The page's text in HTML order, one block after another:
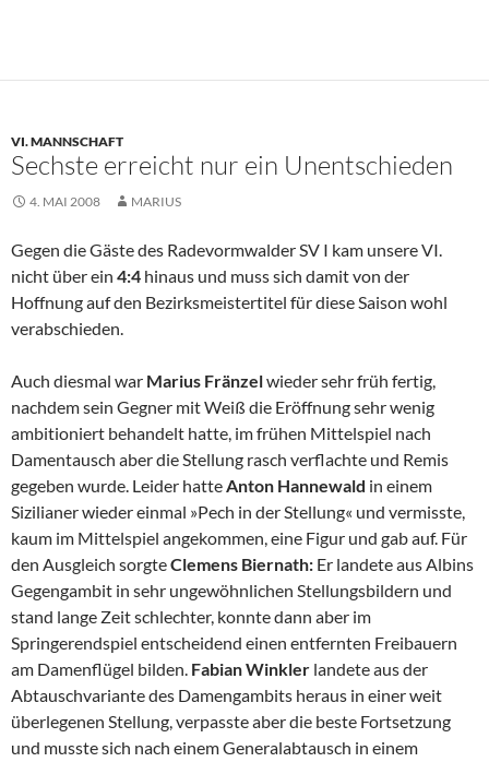
VI. MANNSCHAFT
Sechste erreicht nur ein Unentschieden
4. MAI 2008 MARIUS
Gegen die Gäste des Radevormwalder SV I kam unsere VI.
nicht über ein 4:4 hinaus und muss sich damit von der
Hoffnung auf den Bezirksmeistertitel für diese Saison wohl
verabschieden.
Auch diesmal war Marius Fränzelwieder sehr früh fertig,
nachdem sein Gegner mit Weiß die Eröffnung sehr wenig
ambitioniert behandelt hatte, im frühen Mittelspiel nach
Damentausch aber die Stellung rasch verflachte und Remis
gegeben wurde. Leider hatteAnton Hannewald in einem
Sizilianer wieder einmal »Pech in der Stellung« und vermisste,
kaum im Mittelspiel angekommen, eine Figur und gab auf. Für
den Ausgleich sorgteClemens Biernath: Er landete aus Albins
Gegengambit in sehr ungewöhnlichen Stellungsbildern und
stand lange Zeit schlechter, konnte dann aber im
Springerendspiel entscheidend einen entfernten Freibauern
am Damenflügel bilden. Fabian Winkler landete aus der
Abtauschvariante des Damengambits heraus in einer weit
überlegenen Stellung, verpasste aber die beste Fortsetzung
und musste sich nach einem Generalabtausch in einem